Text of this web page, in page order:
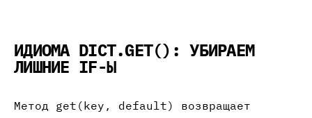
ИДИОМА DICT.GET(): УБИРАЕМ
ЛИШНИЕ IF-Ы
Метод get(key, default) возвращает